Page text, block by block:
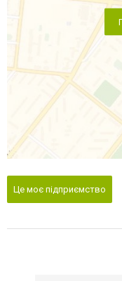
Це моє підприємство